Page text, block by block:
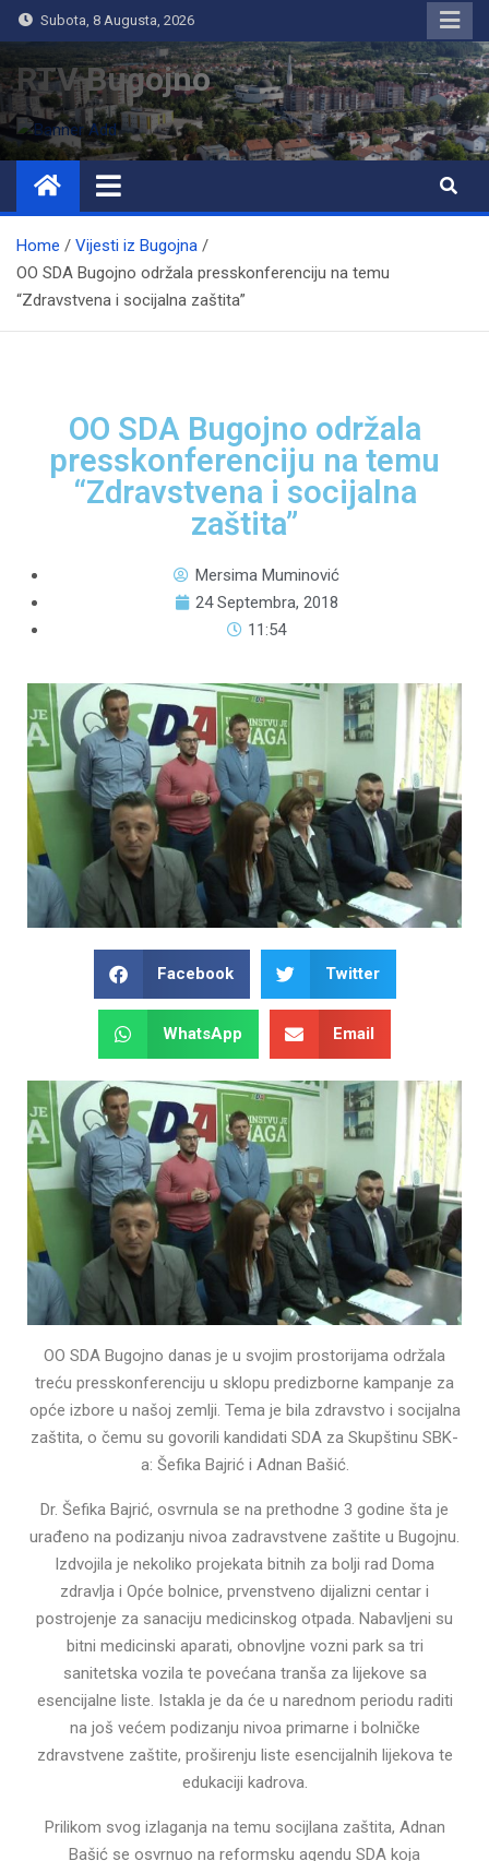
Subota, 8 Augusta, 2026
RTV Bugojno
Home
Vijesti iz Bugojna
OO SDA Bugojno održala presskonferenciju na temu
“Zdravstvena i socijalna zaštita”
OO SDA Bugojno održala
presskonferenciju na temu
“Zdravstvena i socijalna
zaštita”
Mersima Muminović
24 Septembra, 2018
11:54
Facebook Twitter
WhatsApp Email
OO SDA Bugojno danas je u svojim prostorijama održala
treću presskonferenciju u sklopu predizborne kampanje za
opće izbore u našoj zemlji. Tema je bila zdravstvo i socijalna
zaštita, o čemu su govorili kandidati SDA za Skupštinu SBK-
a: Šefika Bajrić i Adnan Bašić.
Dr. Šefika Bajrić, osvrnula se na prethodne 3 godine šta je
urađeno na podizanju nivoa zadravstvene zaštite u Bugojnu.
Izdvojila je nekoliko projekata bitnih za bolji rad Doma
zdravlja i Opće bolnice, prvenstveno dijalizni centar i
postrojenje za sanaciju medicinskog otpada. Nabavljeni su
bitni medicinski aparati, obnovljne vozni park sa tri
sanitetska vozila te povećana tranša za lijekove sa
esencijalne liste. Istakla je da će u narednom periodu raditi
na još većem podizanju nivoa primarne i bolničke
zdravstvene zaštite, proširenju liste esencijalnih lijekova te
edukaciji kadrova.
Prilikom svog izlaganja na temu socijlana zaštita, Adnan
Bašić se osvrnuo na reformsku agendu SDA koja